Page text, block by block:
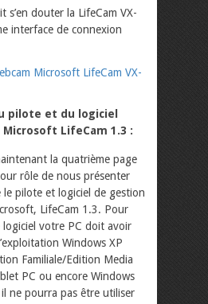
s’en douter la LifeCam VX-
interface de connexion
pilote et du logiciel
Microsoft LifeCam 1.3 :
la quatrième page
rôle de nous présenter
le pilote et logiciel de gestion
LifeCam 1.3. Pour
votre PC doit avoir
Windows XP
Familiale/Edition Media
PC ou encore Windows
ne pourra pas être utiliser